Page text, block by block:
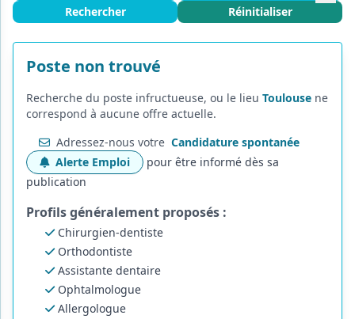
Rechercher Réinitialiser
Poste non trouvé
Recherche du poste infructueuse, ou le lieu Toulouse ne
correspond à aucune offre actuelle.
Adressez-nous votre Candidature spontanée
Alerte Emploi
pour être informé dès sa
publication
Profils généralement proposés :
Chirurgien-dentiste
Orthodontiste
Assistante dentaire
Ophtalmologue
Allergologue